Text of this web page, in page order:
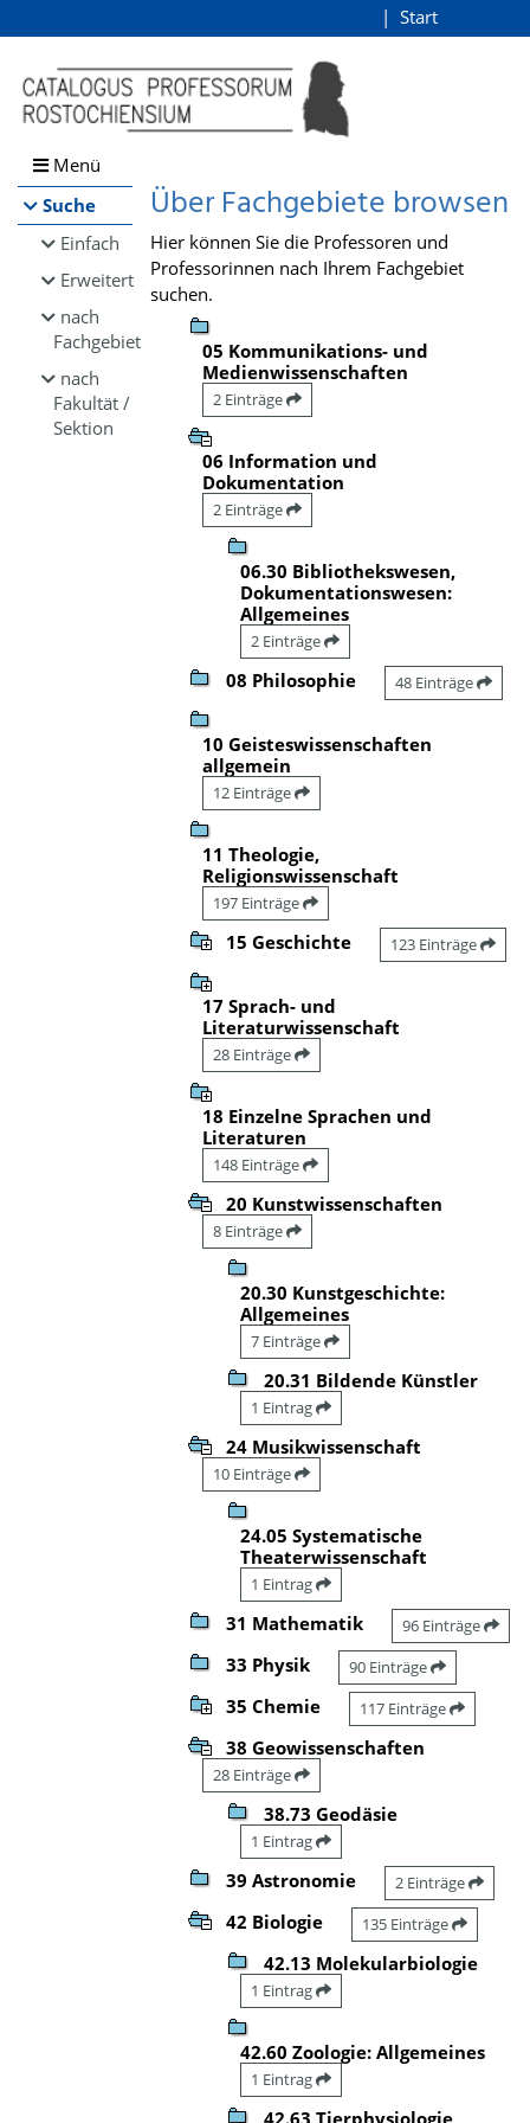
Browsen
direkt zum Inhalt
Start
Menü
Suche
Einfach
Erweitert
nach
Fachgebiet
nach
Fakultät /
Sektion
Über Fachgebiete browsen
Hier können Sie die Professoren und
Professorinnen nach Ihrem Fachgebiet
suchen.
05 Kommunikations- und
Medienwissenschaften
2 Einträge
06 Information und
Dokumentation
2 Einträge
06.30 Bibliothekswesen,
Dokumentationswesen:
Allgemeines
2 Einträge
08 Philosophie 48 Einträge
10 Geisteswissenschaften
allgemein
12 Einträge
11 Theologie,
Religionswissenschaft
197 Einträge
15 Geschichte 123 Einträge
17 Sprach- und
Literaturwissenschaft
28 Einträge
18 Einzelne Sprachen und
Literaturen
148 Einträge
20 Kunstwissenschaften
8 Einträge
20.30 Kunstgeschichte:
Allgemeines
7 Einträge
20.31 Bildende Künstler
1 Eintrag
24 Musikwissenschaft
10 Einträge
24.05 Systematische
Theaterwissenschaft
1 Eintrag
31 Mathematik 96 Einträge
33 Physik 90 Einträge
35 Chemie 117 Einträge
38 Geowissenschaften
28 Einträge
38.73 Geodäsie
1 Eintrag
39 Astronomie 2 Einträge
42 Biologie 135 Einträge
42.13 Molekularbiologie
1 Eintrag
42.60 Zoologie: Allgemeines
1 Eintrag
42.63 Tierphysiologie